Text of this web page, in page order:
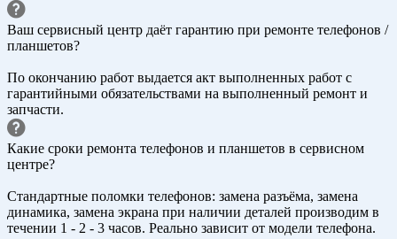
Ваш сервисный центр даёт гарантию при ремонте телефонов /
планшетов?
По окончанию работ выдается акт выполненных работ с
гарантийными обязательствами на выполненный ремонт и
запчасти.
Какие сроки ремонта телефонов и планшетов в сервисном
центре?
Стандартные поломки телефонов: замена разъёма, замена
динамика, замена экрана при наличии деталей производим в
течении 1 - 2 - 3 часов. Реально зависит от модели телефона.